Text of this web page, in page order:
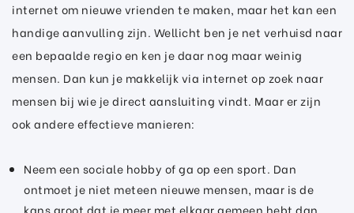
internet om nieuwe vrienden te maken, maar het kan een
handige aanvulling zijn. Wellicht ben je net verhuisd naar
een bepaalde regio en ken je daar nog maar weinig
mensen. Dan kun je makkelijk via internet op zoek naar
mensen bij wie je direct aansluiting vindt. Maar er zijn
ook andere effectieve manieren:
Neem een sociale hobby of ga op een sport. Dan
ontmoet je niet meteen nieuwe mensen, maar is de
kans groot dat je meer met elkaar gemeen hebt dan